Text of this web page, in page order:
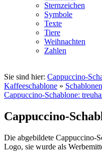
Sternzeichen
Symbole
Texte
Tiere
Weihnachten
Zahlen
Sie sind hier: Cappuccino-
Kaffeeschablone »
Cappuccino-Schablone:
Cappuccino-
Die abgebildete Cappuccino-
Logo, sie wurde als